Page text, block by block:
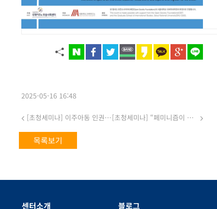
2025-05-16 16:48
[초청세미나] 이주아동 인권의 현황과 과제: 교육, 건강, 사회보장, 체류권을 중심으로(사전등록 ~05/19) [초청세미나] “페미니즘이 그리는 돌봄과 포용의 사회” (사전등록 ~07/13)
목록보기
센터소개
블로그